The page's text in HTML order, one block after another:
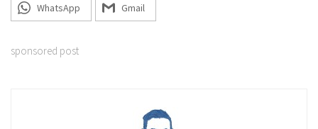
WhatsApp Gmail
sponsored post